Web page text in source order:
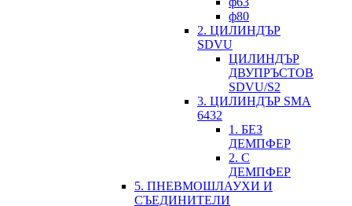
ф80
2. ЦИЛИНДЪР
SDVU
ЦИЛИНДЪР
ДВУПРЪСТОВ
SDVU/S2
3. ЦИЛИНДЪР SMA
6432
1. БЕЗ
ДЕМПФЕР
2. С
ДЕМПФЕР
5. ПНЕВМОШЛАУХИ И
СЪЕДИНИТЕЛИ